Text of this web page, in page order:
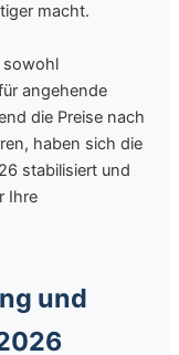
macht.
sowohl
angehende
die Preise nach
haben sich die
stabilisiert und
Ihre
und